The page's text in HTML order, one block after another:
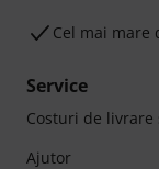
Cel mai mare
Service
Costuri de
Ajutor